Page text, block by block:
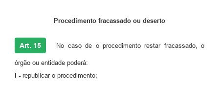
Procedimento fracassado ou deserto
Art. 15 No caso de o procedimento restar fracassado, o
órgão ou entidade poderá:
I -republicar o procedimento;